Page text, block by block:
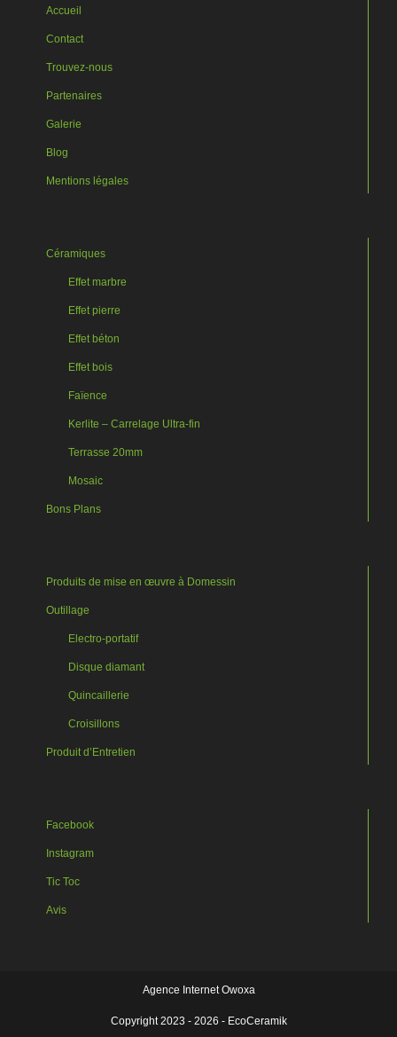
Accueil
Contact
Trouvez-nous
Partenaires
Galerie
Blog
Mentions légales
Céramiques
Effet marbre
Effet pierre
Effet béton
Effet bois
Faïence
Kerlite – Carrelage Ultra-fin
Terrasse 20mm
Mosaic
Bons Plans
Produits de mise en œuvre à Domessin
Outillage
Electro-portatif
Disque diamant
Quincaillerie
Croisillons
Produit d’Entretien
Facebook
Instagram
Tic Toc
Avis
Agence Internet Owoxa
Copyright 2023 - 2026 - EcoCeramik